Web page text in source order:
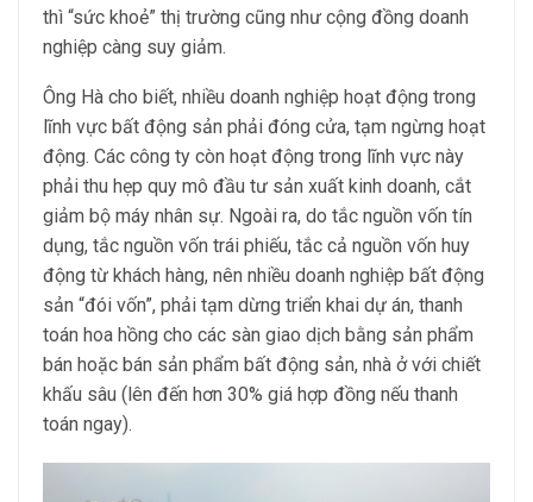
thì “sức khoẻ” thị trường cũng như cộng đồng doanh
nghiệp càng suy giảm.
Ông Hà cho biết, nhiều doanh nghiệp hoạt động trong
lĩnh vực bất động sản phải đóng cửa, tạm ngừng hoạt
động. Các công ty còn hoạt động trong lĩnh vực này
phải thu hẹp quy mô đầu tư sản xuất kinh doanh, cắt
giảm bộ máy nhân sự. Ngoài ra, do tắc nguồn vốn tín
dụng, tắc nguồn vốn trái phiếu, tắc cả nguồn vốn huy
động từ khách hàng, nên nhiều doanh nghiệp bất động
sản “đói vốn”, phải tạm dừng triển khai dự án, thanh
toán hoa hồng cho các sàn giao dịch bằng sản phẩm
bán hoặc bán sản phẩm bất động sản, nhà ở với chiết
khấu sâu (lên đến hơn 30% giá hợp đồng nếu thanh
toán ngay).